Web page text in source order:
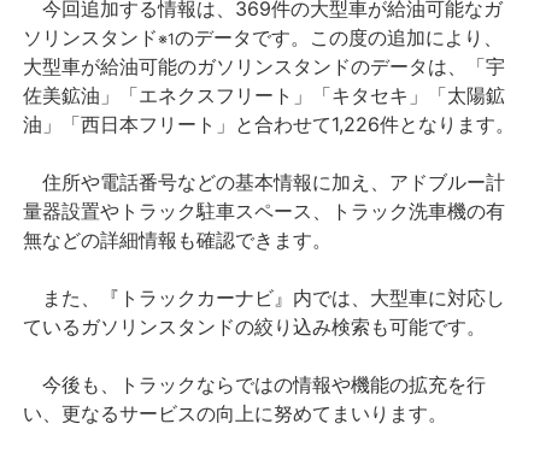
法人向けサービス
採用情報
English
今回追加する情報は、369件の大型車が給油可能なガ
ソリンスタンド※1のデータです。この度の追加により、
大型車が給油可能のガソリンスタンドのデータは、「宇
佐美鉱油」「エネクスフリート」「キタセキ」「太陽鉱
油」「西日本フリート」と合わせて1,226件となります。
住所や電話番号などの基本情報に加え、アドブルー計
量器設置やトラック駐車スペース、トラック洗車機の有
無などの詳細情報も確認できます。
また、『トラックカーナビ』内では、大型車に対応し
ているガソリンスタンドの絞り込み検索も可能です。
今後も、トラックならではの情報や機能の拡充を行
い、更なるサービスの向上に努めてまいります。